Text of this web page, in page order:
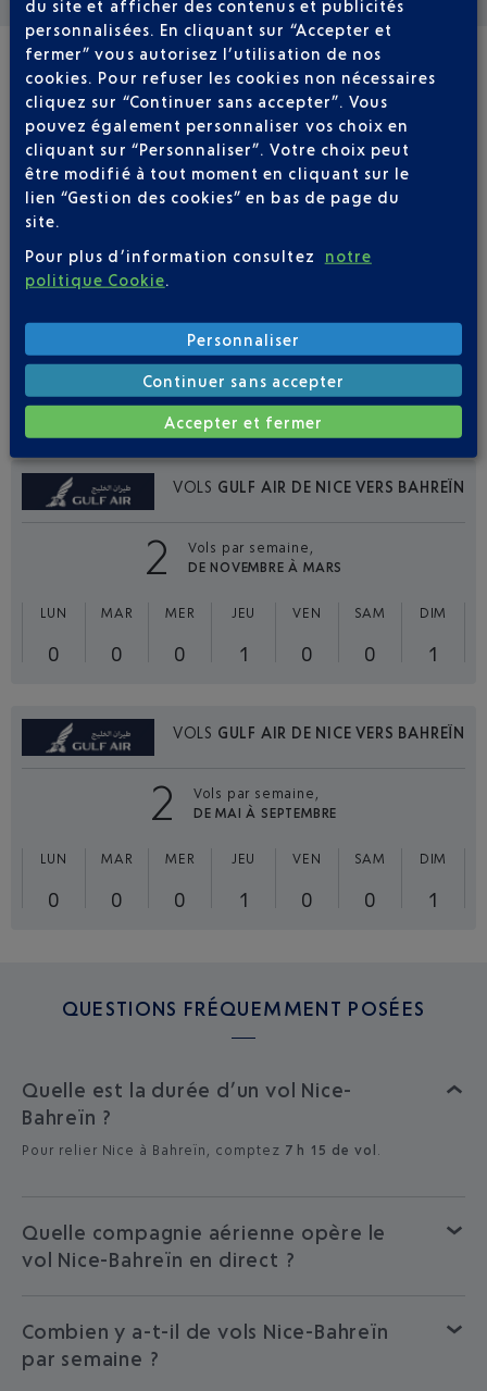
VOLS RÉGULIERS
NICE - BAHREÏN BAH
Réserver un vol
Aller / Retour
Aller
VOLS GULF AIR DE NICE VERS BAHREÏN
2
Vols par semaine,
DE NOVEMBRE À MARS
LUN
0
MAR
0
MER
0
JEU
1
VEN
0
SAM
0
DIM
1
VOLS GULF AIR DE NICE VERS BAHREÏN
2
Vols par semaine,
DE MAI À SEPTEMBRE
LUN
0
MAR
0
MER
0
JEU
1
VEN
0
SAM
0
DIM
1
QUESTIONS FRÉQUEMMENT POSÉES
Quelle est la durée d’un vol Nice-
Bahreïn ?
Pour relier Nice à Bahreïn, comptez 7 h 15 de vol .
Quelle compagnie aérienne opère le
vol Nice-Bahreïn en direct ?
Combien y a-t-il de vols Nice-Bahreïn
par semaine ?
du site et afficher des contenus et publicités
personnalisées. En cliquant sur “Accepter et
fermer” vous autorisez l’utilisation de nos
cookies. Pour refuser les cookies non nécessaires
cliquez sur “Continuer sans accepter”. Vous
pouvez également personnaliser vos choix en
cliquant sur “Personnaliser”. Votre choix peut
être modifié à tout moment en cliquant sur le
lien “Gestion des cookies” en bas de page du
site.
Pour plus d’information consultez
notre
politique Cookie.
Personnaliser
Continuer sans accepter
Accepter et fermer